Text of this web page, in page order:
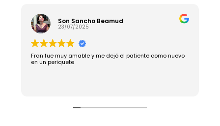
Son Sancho Beamud
23/07/2025
Fran fue muy amable y me dejó el patiente como nuevo
en un periquete